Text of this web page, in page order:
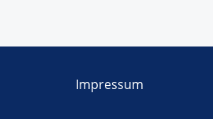
Impressum